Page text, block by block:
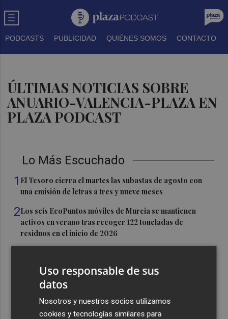
PODCASTS PUBLICIDAD QUIÉNES SOMOS CONTACTO
ÚLTIMAS NOTICIAS SOBRE
ANUARIO-VALENCIA-PLAZA EN
PLAZA PODCAST
Lo Más Escuchado
1 El Tesoro cierra el martes las subastas de agosto con
una emisión de letras a tres y nueve meses
2Los seis EcoPuntos móviles de Murcia se mantienen
activos en verano tras recoger 122 toneladas de
residuos en el inicio de 2026
Engarcerán
y esteriliza a cerca de 2.990 gatos
Uso responsable de sus
datos
Nosotros y nuestros socios utilizamos
cookies y tecnologías similares para